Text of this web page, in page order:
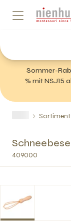
Sommer-
% mit NSJ15
Sortiment
409000